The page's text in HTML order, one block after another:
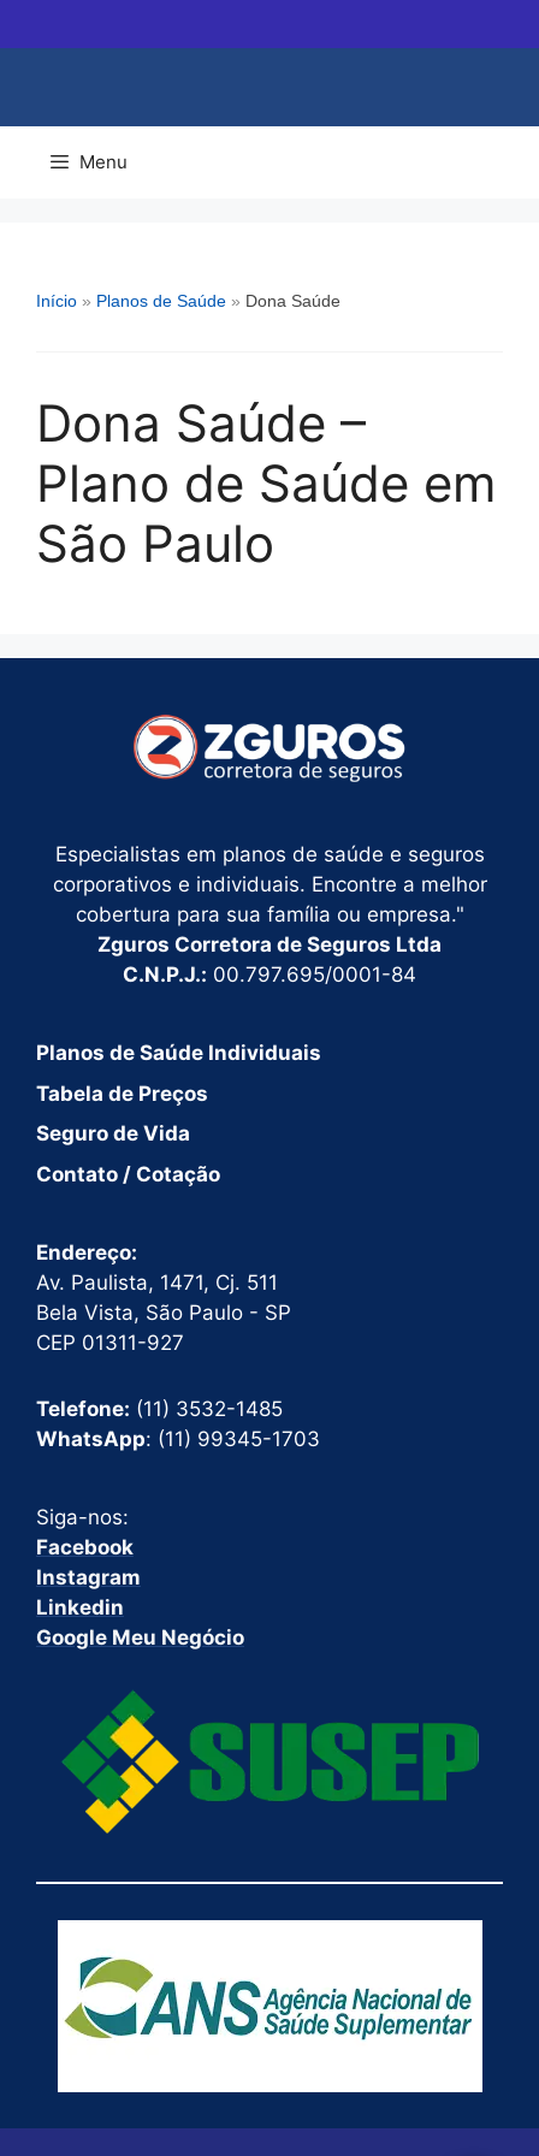
para
Menu
Início » Planos de Saúde » Dona Saúde
Dona Saúde –
Plano de Saúde em
São Paulo
Especialistas em planos de saúde e seguros
corporativos e individuais. Encontre a melhor
cobertura para sua família ou empresa."
Zguros Corretora de Seguros Ltda
C.N.P.J.: 00.797.695/0001-84
Planos de Saúde Individuais
Tabela de Preços
Seguro de Vida
Contato / Cotação
Endereço:
Av. Paulista, 1471, Cj. 511
Bela Vista, São Paulo - SP
CEP 01311-927
Telefone: (11) 3532-1485
WhatsApp: (11) 99345-1703
Siga-nos:
Facebook
Instagram
Linkedin
Google Meu Negócio